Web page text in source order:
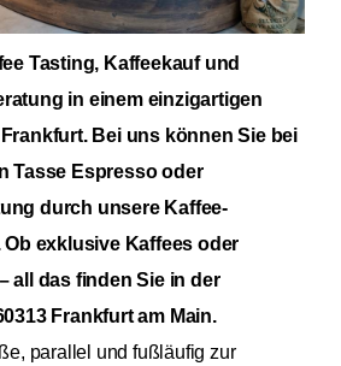
Tasting, Kaffeekauf und
in einem einzigartigen
Bei uns können Sie bei
Tasse Espresso oder
durch unsere Kaffee-
Ob exklusive Kaffees oder
all das finden Sie in der
Frankfurt am Main.
parallel und fußläufig zur